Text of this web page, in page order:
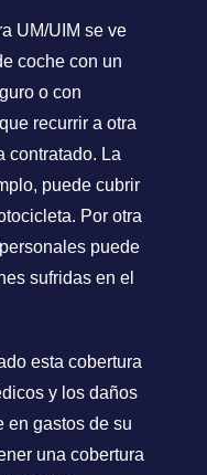
UM/UIM se ve
coche con un
o con
recurrir a otra
contratado. La
puede cubrir
Por otra
puede
sufridas en el
esta cobertura
y los daños
en gastos de su
una cobertura